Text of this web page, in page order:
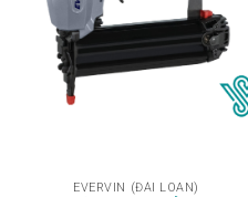
EVERVIN (ĐÀI LOAN)